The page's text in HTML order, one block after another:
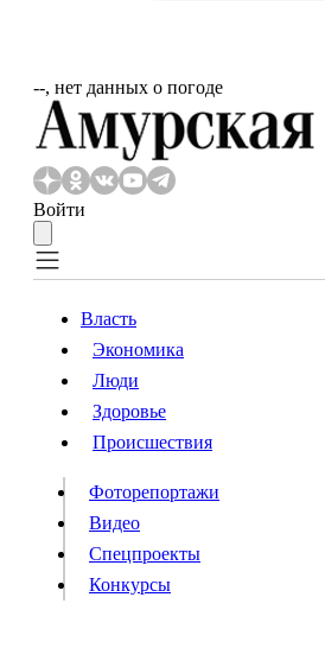
‐‐, нет данных о погоде
Войти
Власть
Происшествия
Видео
Конкурсы
Власть
Экономика
Люди
Здоровье
Происшествия
Фоторепортажи
Видео
Спецпроекты
Конкурсы